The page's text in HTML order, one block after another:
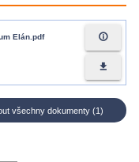
Elán.pdf info_outline
file_download
všechny dokumenty (1)